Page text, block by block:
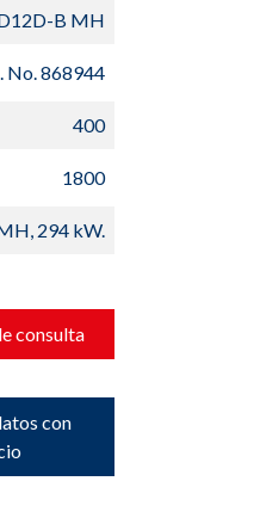
B MH
No. 868944
400
1800
294 kW.
consulta
con